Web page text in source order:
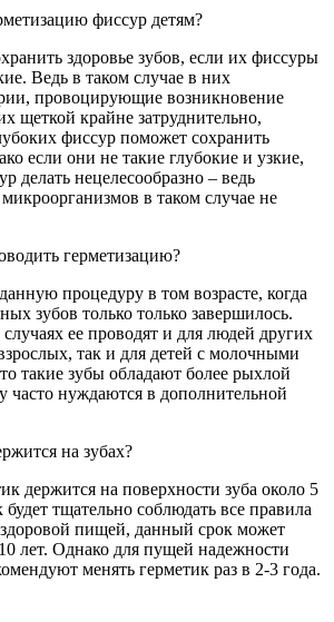
фиссур детям?
здоровье зубов, если их фиссуры
Ведь в таком случае в них
провоцирующие возникновение
щеткой крайне затруднительно,
фиссур поможет сохранить
если они не такие глубокие и узкие,
делать нецелесообразно – ведь
в таком случае не
герметизацию?
процедуру в том возрасте, когда
зубов только только завершилось.
ее проводят и для людей других
так и для детей с молочными
такие зубы обладают более рыхлой
часто нуждаются в дополнительной
на зубах?
держится на поверхности зуба около 5
тщательно соблюдать все правила
пищей, данный срок может
лет. Однако для пущей надежности
менять герметик раз в 2-3 года.